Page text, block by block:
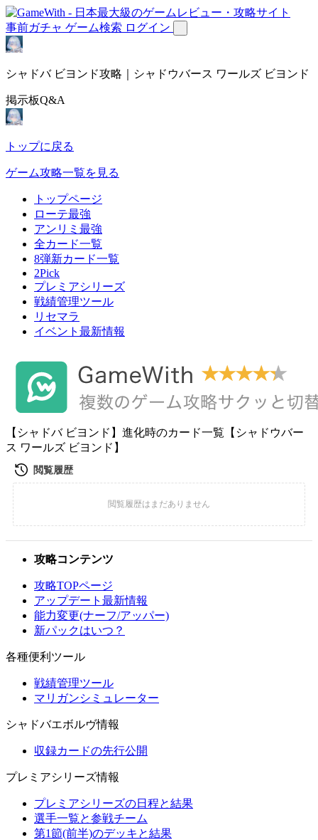
事前ガチャ ゲーム検索 ログイン
シャドバ ビヨンド攻略｜シャドウバース ワールズ ビヨンド
掲示板Q&A
トップに戻る
ゲーム攻略一覧を見る
トップページ
ローテ最強
アンリミ最強
全カード一覧
8弾新カード一覧
2Pick
プレミアシリーズ
戦績管理ツール
リセマラ
イベント最新情報
【シャドバ ビヨンド】進化時のカード一覧【シャドウバー
ス ワールズ ビヨンド】
攻略コンテンツ
攻略TOPページ
アップデート最新情報
能力変更(ナーフ/アッパー)
新パックはいつ？
各種便利ツール
戦績管理ツール
マリガンシミュレーター
シャドバエボルヴ情報
収録カードの先行公開
プレミアシリーズ情報
プレミアシリーズの日程と結果
選手一覧と参戦チーム
第1節(前半)のデッキと結果